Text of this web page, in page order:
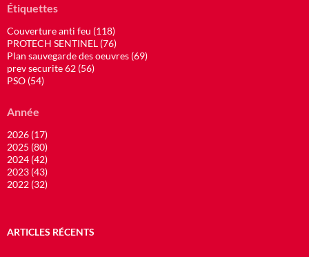
Étiquettes
Couverture anti feu (118)
PROTECH SENTINEL (76)
Plan sauvegarde des oeuvres (69)
prev securite 62 (56)
PSO (54)
Année
2026 (17)
2025 (80)
2024 (42)
2023 (43)
2022 (32)
ARTICLES RÉCENTS